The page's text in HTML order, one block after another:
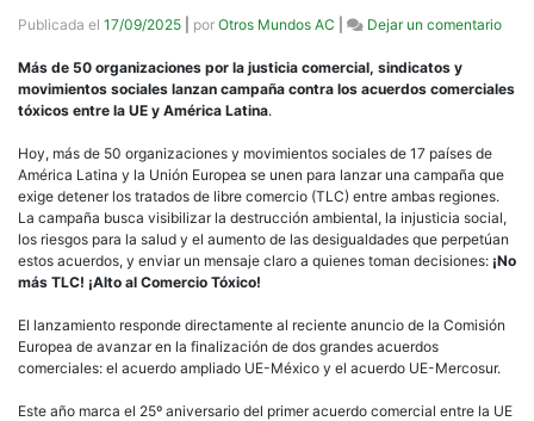
Publicada el 17/09/2025 por Otros Mundos AC Dejar un comentarioen
la
Más de 50 organizaciones por la justicia comercial, sindicatos y
movimientos sociales lanzan campaña contra los acuerdos comerciales
tóxicos entre la UE y América Latina.
Hoy, más de 50 organizaciones y movimientos sociales de 17 países de
América Latina y la Unión Europea se unen para lanzar una campaña que
exige detener los tratados de libre comercio (TLC) entre ambas regiones.
La campaña busca visibilizar la destrucción ambiental, la injusticia social,
los riesgos para la salud y el aumento de las desigualdades que perpetúan
estos acuerdos, y enviar un mensaje claro a quienes toman decisiones: ¡No
más TLC! ¡Alto al Comercio Tóxico!
El lanzamiento responde directamente al reciente anuncio de la Comisión
Europea de avanzar en la finalización de dos grandes acuerdos
comerciales: el acuerdo ampliado UE-México y el acuerdo UE-Mercosur.
Este año marca el 25º aniversario del primer acuerdo comercial entre la UE